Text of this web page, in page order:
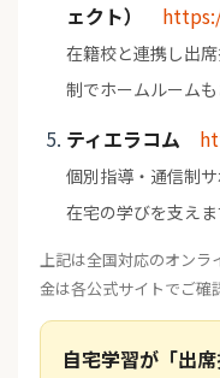
ェクト）
在籍校と連携し出
制でホームルームも
ティエラコム
個別指導・通信制
在宅の学びを支えま
上記は全国対応のオンラ
金は各公式サイトでご確
自宅学習が「出